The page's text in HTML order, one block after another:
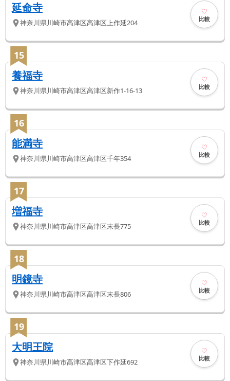
延命寺
神奈川県川崎市高津区高津区上作延204 比較
15
養福寺
神奈川県川崎市高津区高津区新作1-16-13 比較
16
能満寺
神奈川県川崎市高津区高津区千年354 比較
17
増福寺
神奈川県川崎市高津区高津区末長775 比較
18
明鏡寺
神奈川県川崎市高津区高津区末長806 比較
19
大明王院
神奈川県川崎市高津区高津区下作延692 比較